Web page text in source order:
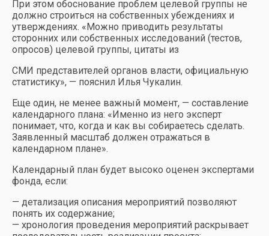
При этом обоснование проблем целевой группы не
должно строиться на собственных убеждениях и
утверждениях. «Можно приводить результаты
сторонних или собственных исследований (тестов,
опросов) целевой группы, цитаты из
СМИ представителей органов власти, официальную
статистику», — пояснил Илья Чукалин.
Еще один, не менее важный момент, — составление
календарного плана: «Именно из него эксперт
понимает, что, когда и как вы собираетесь сделать.
Заявленный масштаб должен отражаться в
календарном плане».
Календарный план будет высоко оценен экспертами
фонда, если:
— детализация описания мероприятий позволяют
понять их содержание;
— хронология проведения мероприятий раскрывает